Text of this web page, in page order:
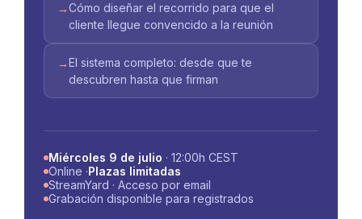
→Cómo diseñar el recorrido para que el
cliente llegue convencido a la reunión
→El sistema completo: desde que te
descubren hasta que firman
Miércoles 9 de julio · 12:00h CEST
Online ·Plazas limitadas
StreamYard · Acceso por email
Grabación disponible para registrados